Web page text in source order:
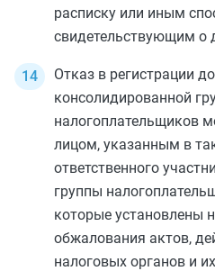
расписку или иным
свидетельствующим о
Отказ в регистрации
консолидированной
налогоплательщиков
лицом, указанным в
ответственного
группы
которые установлены
обжалования актов,
налоговых органов и